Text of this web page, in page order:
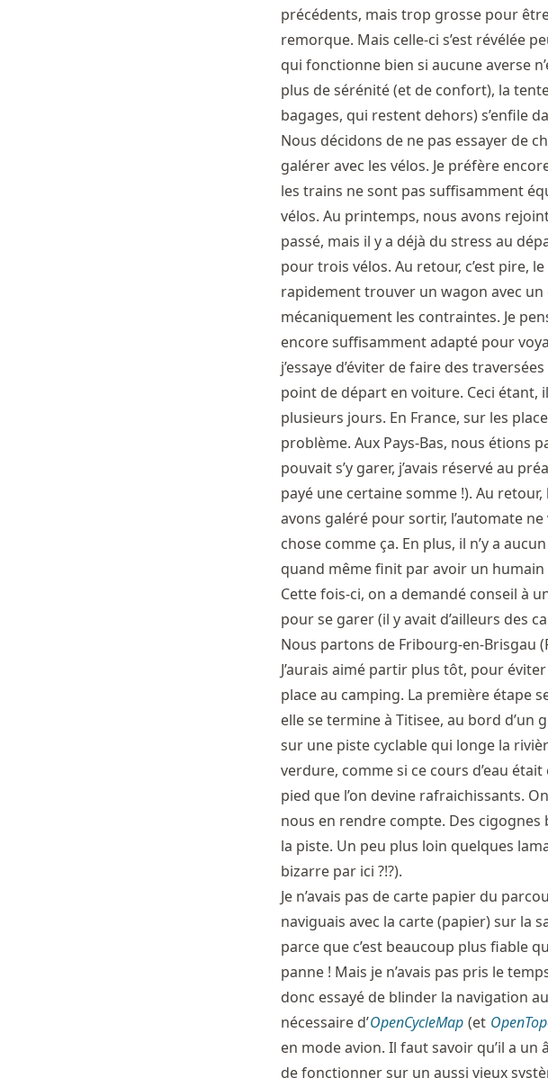
précédents, mais trop grosse pour
remorque. Mais celle-ci s’est révélée
qui fonctionne bien si aucune averse
plus de sérénité (et de confort), la
bagages, qui restent dehors) s’enfile
Nous décidons de ne pas essayer de
galérer avec les vélos. Je préfère
les trains ne sont pas suffisamment
vélos. Au printemps, nous avons
passé, mais il y a déjà du stress au
pour trois vélos. Au retour, c’est pire,
rapidement trouver un wagon avec
mécaniquement les contraintes. Je
encore suffisamment adapté pour
j’essaye d’éviter de faire des
point de départ en voiture. Ceci
plusieurs jours. En France, sur les
problème. Aux Pays-Bas, nous étions
pouvait s’y garer, j’avais réservé au
payé une certaine somme !). Au
avons galéré pour sortir, l’automate
chose comme ça. En plus, il n’y a
quand même finit par avoir un
Cette fois-ci, on a demandé conseil à
pour se garer (il y avait d’ailleurs des
Nous partons de Fribourg-en-Brisgau
J’aurais aimé partir plus tôt, pour
place au camping. La première étape
elle se termine à Titisee, au bord
sur une piste cyclable qui longe la
verdure, comme si ce cours d’eau
pied que l’on devine rafraichissants.
nous en rendre compte. Des
la piste. Un peu plus loin quelques
bizarre par ici ?!?).
Je n’avais pas de carte papier du
naviguais avec la carte (papier) sur la
parce que c’est beaucoup plus fiable
panne ! Mais je n’avais pas pris le
donc essayé de blinder la navigation
nécessaire d’OpenCycleMap (et
en mode avion. Il faut savoir qu’il a un
de fonctionner sur un aussi vieux